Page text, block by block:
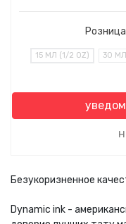
Розница
15 МЛ (1/2 OZ) 30 МЛ
Безукоризненное
Dynamic ink -